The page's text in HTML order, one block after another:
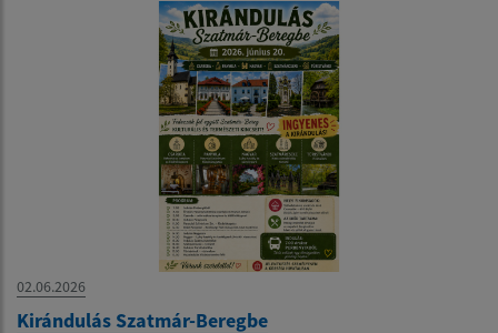
02.06.2026
Kirándulás Szatmár-Beregbe